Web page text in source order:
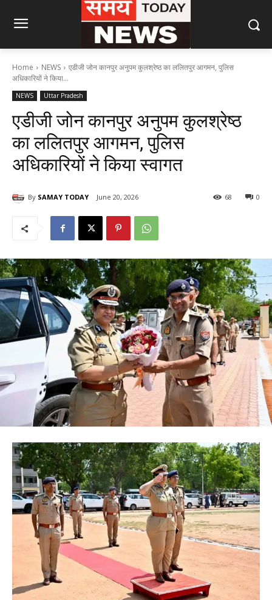
Home NEWS
एडीजी जोन कानपुर अनुपम कुलश्रेष्ठ का ललितपुर आगमन, पुलिस
अधिकारियों ने किया...
NEWS Uttar Pradesh
एडीजी जोन कानपुर अनुपम कुलश्रेष्ठ
का ललितपुर आगमन, पुलिस
अधिकारियों ने किया स्वागत
By SAMAY TODAY June 20, 2026 0
68